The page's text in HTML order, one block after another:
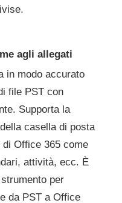
agli allegati
in modo accurato
file PST con
Supporta la
casella di posta
Office 365 come
attività, ecc. È
per
da PST a Office